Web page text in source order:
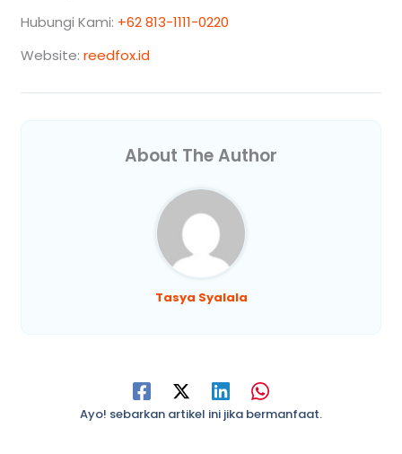
Hubungi Kami: +62 813-1111-0220
Website:reedfox.id
About The Author
Tasya Syalala
Ayo! sebarkan artikel ini jika bermanfaat.